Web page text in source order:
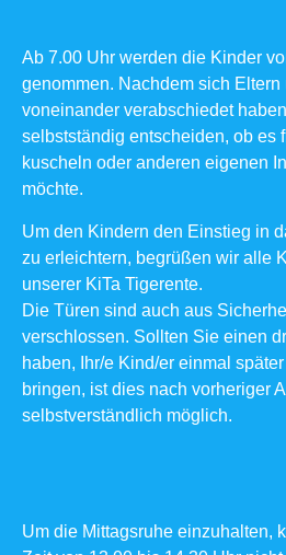
Ab 7.00 Uhr werden die Kinder
genommen. Nachdem sich Eltern
voneinander verabschiedet
selbstständig entscheiden, ob es
kuscheln oder anderen eigenen
möchte.
Um den Kindern den Einstieg in
zu erleichtern, begrüßen wir alle
unserer KiTa Tigerente.
Die Türen sind auch aus
verschlossen. Sollten Sie einen
haben, Ihr/e Kind/er einmal
bringen, ist dies nach vorheriger
selbstverständlich möglich.
Um die Mittagsruhe einzuhalten,